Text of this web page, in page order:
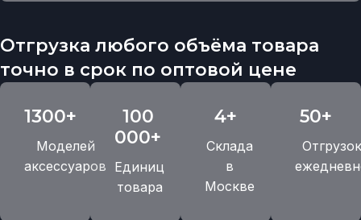
Отгрузка любого объёма товара
точно в срок по оптовой цене
1300+
Моделей
аксессуаров
100
000+
Единиц
товара
4+
Склада
в
Москве
50+
Отгрузок